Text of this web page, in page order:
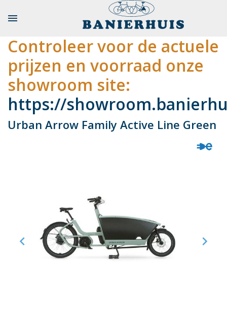

Controleer voor de actuele
prijzen en voorraad onze
showroom site:
https://
Urban Arrow Family Active Line Green
 